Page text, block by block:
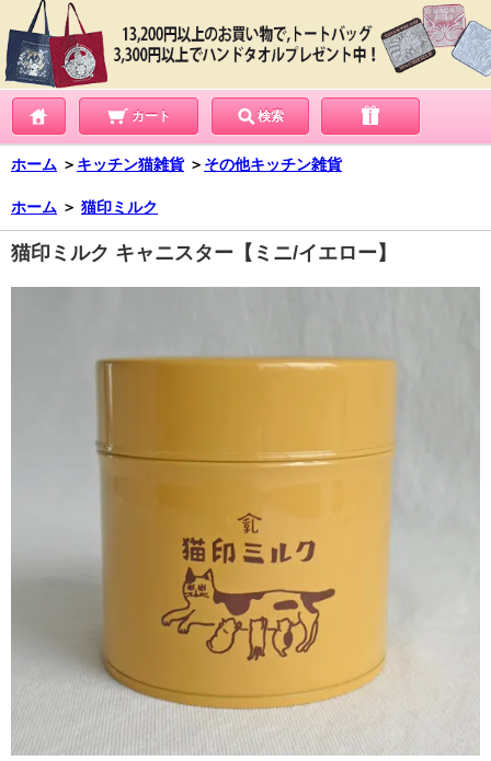
カート 検索
ホーム ＞ キッチン猫雑貨 ＞ その他キッチン雑貨
ホーム ＞ 猫印ミルク
猫印ミルク キャニスター【ミニ/イエロー】